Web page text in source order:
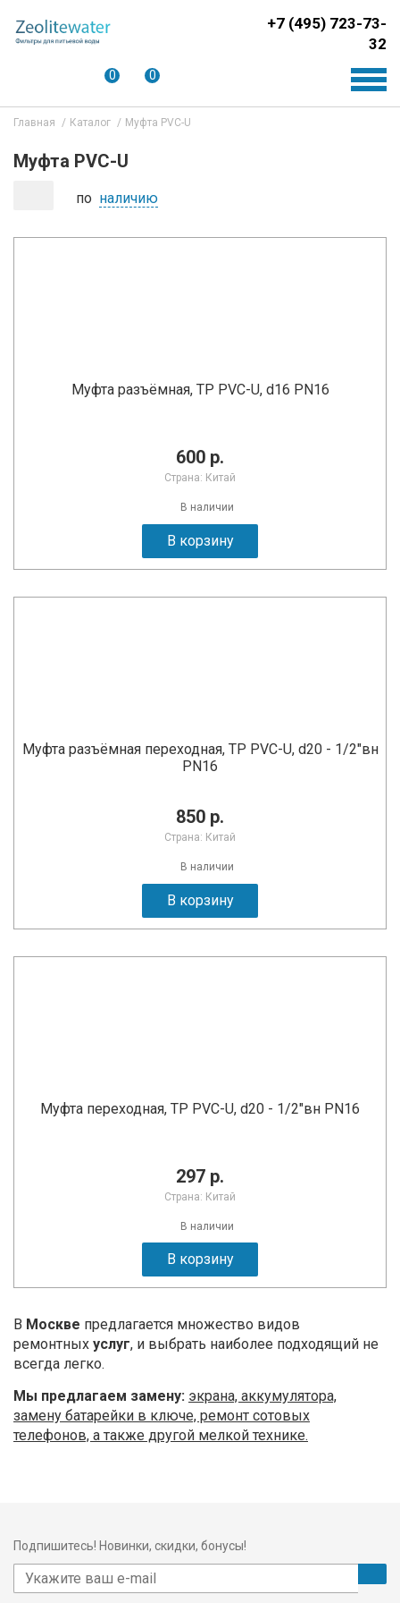
+7 (495) 723-73-
32
0 0
Главная Каталог Муфта PVC-U
Муфта PVC-U
по наличию
Муфта разъёмная, TP PVC-U, d16 PN16
600 р.
Страна: Китай
В наличии
В корзину
Муфта разъёмная переходная, TP PVC-U, d20 - 1/2"вн
PN16
850 р.
Страна: Китай
В наличии
В корзину
Муфта переходная, TP PVC-U, d20 - 1/2"вн PN16
297 р.
Страна: Китай
В наличии
В корзину
В Москве предлагается множество видов
ремонтных услуг, и выбрать наиболее подходящий не
всегда легко.
Мы предлагаем замену: экрана, аккумулятора,
замену батарейки в ключе, ремонт сотовых
телефонов, а также другой мелкой технике.
Подпишитесь! Новинки, скидки, бонусы!